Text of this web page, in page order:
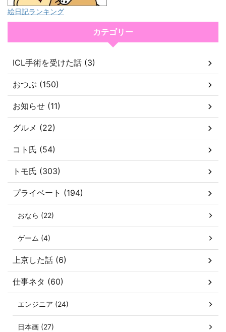
絵日記ランキング
カテゴリー
ICL手術を受けた話 (3)
おつぶ (150)
お知らせ (11)
グルメ (22)
コト氏 (54)
トモ氏 (303)
プライベート (194)
おなら (22)
ゲーム (4)
上京した話 (6)
仕事ネタ (60)
エンジニア (24)
日本画 (27)